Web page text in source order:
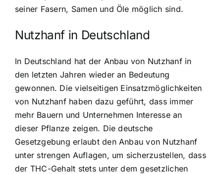
seiner Fasern, Samen und Öle möglich sind.
Nutzhanf in Deutschland
In Deutschland hat der Anbau von Nutzhanf in
den letzten Jahren wieder an Bedeutung
gewonnen. Die vielseitigen Einsatzmöglichkeiten
von Nutzhanf haben dazu geführt, dass immer
mehr Bauern und Unternehmen Interesse an
dieser Pflanze zeigen. Die deutsche
Gesetzgebung erlaubt den Anbau von Nutzhanf
unter strengen Auflagen, um sicherzustellen, dass
der THC-Gehalt stets unter dem gesetzlichen